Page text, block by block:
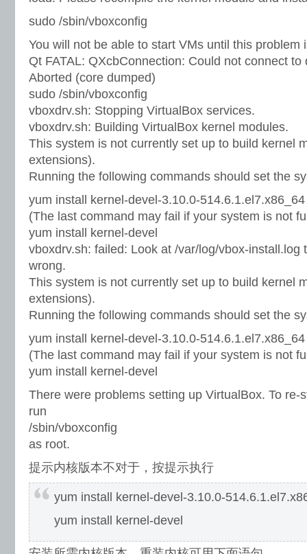
sudo /sbin/vboxconfig
You will not be able to start VMs until this problem
Qt FATAL: QXcbConnection: Could not connect to
Aborted (core dumped)
sudo /sbin/vboxconfig
vboxdrv.sh: Stopping VirtualBox services.
vboxdrv.sh: Building VirtualBox kernel modules.
This system is not currently set up to build kernel
extensions).
Running the following commands should set the
yum install kernel-devel-3.10.0-514.6.1.el7.x86_64
(The last command may fail if your system is not
yum install kernel-devel
vboxdrv.sh: failed: Look at /var/log/vbox-install.log
wrong.
This system is not currently set up to build kernel
extensions).
Running the following commands should set the
yum install kernel-devel-3.10.0-514.6.1.el7.x86_64
(The last command may fail if your system is not
yum install kernel-devel
There were problems setting up VirtualBox. To re-
run
/sbin/vboxconfig
as root.
提示内核版本不对于，按提示执行
yum install kernel-devel-3.10.0-
yum install kernel-devel